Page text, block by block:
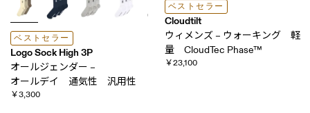
ベストセラー
Logo Sock High 3P
オールジェンダー –
オールデイ ​通気性 ​汎用性
￥3,300
ベストセラー
Cloudtilt
ウィメンズ – ウォーキング 軽
量 CloudTec Phase™
￥23,100